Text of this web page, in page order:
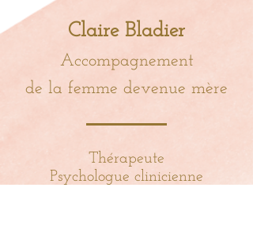
Claire Bladier
Accompagnement
de la femme devenue mère
Thérapeute
Psychologue clinicienne